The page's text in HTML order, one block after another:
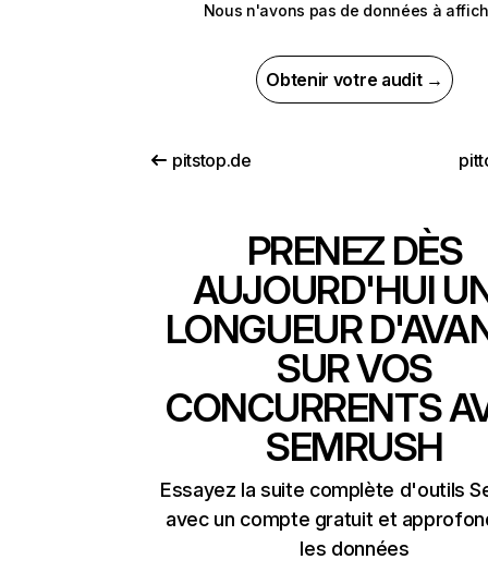
Nous n'avons pas de données à
Obtenir votre audit →
pitstop.de
PRENEZ DÈS
AUJOURD'HUI
LONGUEUR
SUR VOS
CONCURRENTS
SEMRUSH
Essayez la suite complète d'outils
avec un compte gratuit et
les données